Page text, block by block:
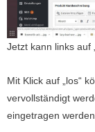
Jetzt kann links auf
Mit Klick auf „los“
vervollständigt
eingetragen